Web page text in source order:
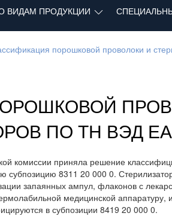
ВИДАМ ПРОДУКЦИИ
порошковой проволоки и
ПО ТН ВЭД
комиссии приняла решение
субпозицию 8311 20 000 0.
запаянных ампул, флаконов с
медицинской
в субпозиции 8419 20 000 0.